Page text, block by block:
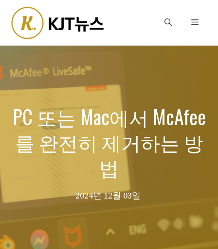
content
Menu
PC 또는 Mac에서 McAfee
를 완전히 제거하는 방
법
2024년 12월 03일